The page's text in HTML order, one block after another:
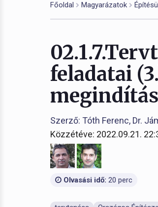
Főoldal Magyarázatok
feladatai
Szerző: Tóth Ferenc, Dr.
Közzétéve: 2022.09.21.
Olvasási idő: 20 perc